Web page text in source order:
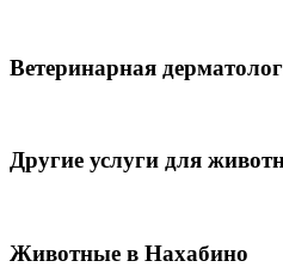
Ветеринарная
Другие услуги для
Животные в Нахабино